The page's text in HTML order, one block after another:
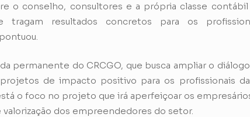
o conselho, consultores e a própria classe
tragam resultados concretos para os
permanente do CRCGO, que busca ampliar o
de impacto positivo para os profissionais da
o foco no projeto que irá aperfeiçoar os
valorização dos empreendedores do setor.